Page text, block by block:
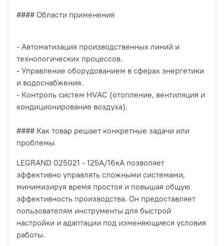
#### Области применения
- Автоматизация производственных линий и
технологических процессов.
- Управление оборудованием в сферах энергетики
и водоснабжения.
- Контроль систем HVAC (отопление, вентиляция и
кондиционирование воздуха).
#### Как товар решает конкретные задачи или
проблемы
LEGRAND 025021 - 125А/16кА позволяет
эффективно управлять сложными системами,
минимизируя время простоя и повышая общую
эффективность производства. Он предоставляет
пользователям инструменты для быстрой
настройки и адаптации под изменяющиеся условия
работы.